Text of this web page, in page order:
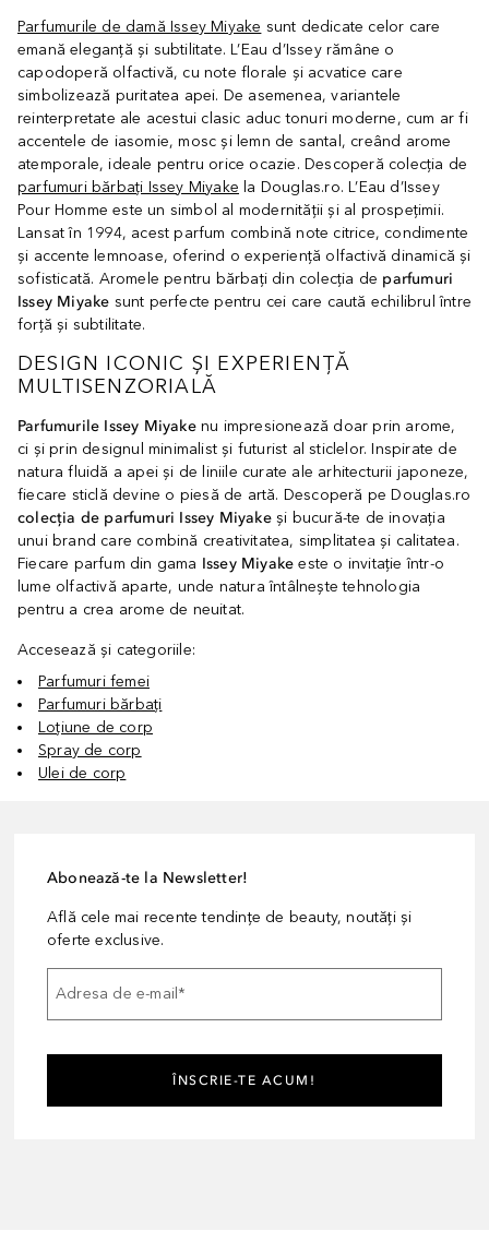
Parfumurile de damă Issey Miyake sunt dedicate celor care
emană eleganță și subtilitate. L’Eau d’Issey rămâne o
capodoperă olfactivă, cu note florale și acvatice care
simbolizează puritatea apei. De asemenea, variantele
reinterpretate ale acestui clasic aduc tonuri moderne, cum ar fi
accentele de iasomie, mosc și lemn de santal, creând arome
atemporale, ideale pentru orice ocazie. Descoperă colecția de
parfumuri bărbați Issey Miyake la Douglas.ro. L’Eau d’Issey
Pour Homme este un simbol al modernității și al prospețimii.
Lansat în 1994, acest parfum combină note citrice, condimente
și accente lemnoase, oferind o experiență olfactivă dinamică și
sofisticată. Aromele pentru bărbați din colecția de parfumuri
Issey Miyake sunt perfecte pentru cei care caută echilibrul între
forță și subtilitate.
DESIGN ICONIC ȘI EXPERIENȚĂ
MULTISENZORIALĂ
Parfumurile Issey Miyakenu impresionează doar prin arome,
ci și prin designul minimalist și futurist al sticlelor. Inspirate de
natura fluidă a apei și de liniile curate ale arhitecturii japoneze,
fiecare sticlă devine o piesă de artă. Descoperă pe Douglas.ro
colecția de parfumuri Issey Miyakeși bucură-te de inovația
unui brand care combină creativitatea, simplitatea și calitatea.
Fiecare parfum din gama Issey Miyake este o invitație într-o
lume olfactivă aparte, unde natura întâlnește tehnologia
pentru a crea arome de neuitat.
Accesează și categoriile:
Parfumuri femei
Parfumuri bărbați
Loțiune de corp
Spray de corp
Ulei de corp
Abonează-te la Newsletter!
Află cele mai recente tendințe de beauty, noutăți și
oferte exclusive.
Adresa de e-mail *
ÎNSCRIE-TE ACUM!